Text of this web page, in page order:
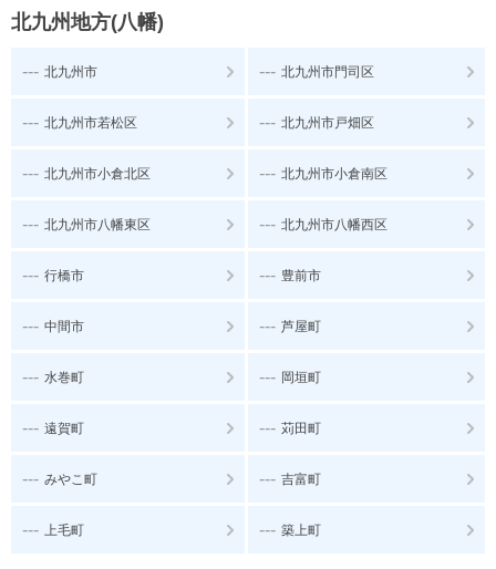
北九州地方(八幡)
--- 北九州市 --- 北九州市門司区
--- 北九州市若松区 --- 北九州市戸畑区
--- 北九州市小倉北区 --- 北九州市小倉南区
--- 北九州市八幡東区 --- 北九州市八幡西区
--- 行橋市 --- 豊前市
--- 中間市 --- 芦屋町
--- 水巻町 --- 岡垣町
--- 遠賀町 --- 苅田町
--- みやこ町 --- 吉富町
--- 上毛町 --- 築上町